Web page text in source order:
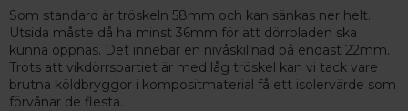
Som standard är tröskeln 58mm och kan sänkas ner helt.
Utsida måste då ha minst 36mm för att dörrbladen ska
kunna öppnas. Det innebär en nivåskillnad på endast 22mm.
Trots att vikdörrspartiet är med låg tröskel kan vi tack vare
brutna köldbryggor i kompositmaterial få ett isolervärde som
förvånar de flesta.